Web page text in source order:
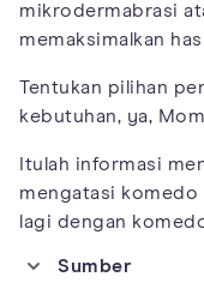
mikrodermabrasi
memaksimalkan
Tentukan pilihan
kebutuhan, ya,
Itulah informasi
mengatasi
lagi dengan
Sumber